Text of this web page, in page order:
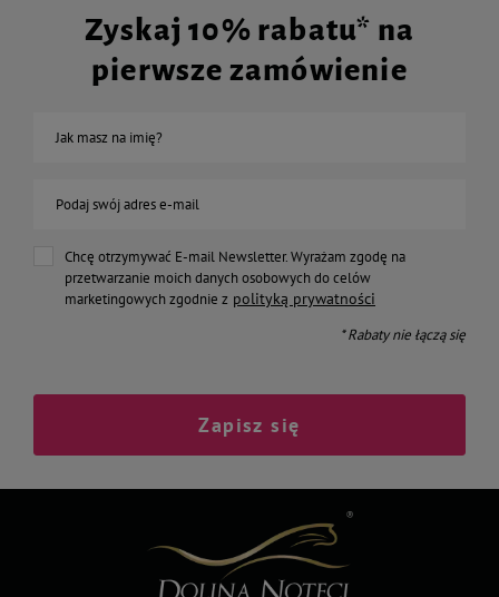
Zyskaj 10% rabatu* na
pierwsze zamówienie
Jak masz na imię?
Podaj swój adres e-mail
Chcę otrzymywać E-mail Newsletter. Wyrażam zgodę na
przetwarzanie moich danych osobowych do celów
marketingowych zgodnie z polityką prywatności
* Rabaty nie łączą się
Zapisz się